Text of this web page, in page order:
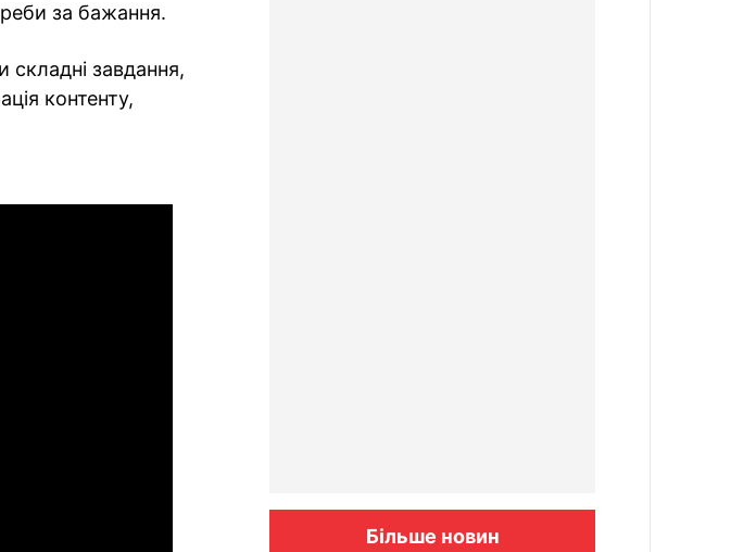
за бажання.
завдання,
контенту,
Більше новин